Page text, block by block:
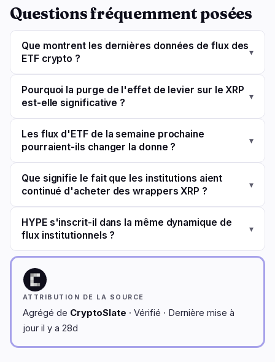
Questions fréquemment posées
Que montrent les dernières données de flux des
ETF crypto ?
▾
Pourquoi la purge de l'effet de levier sur le XRP
est-elle significative ?
▾
Les flux d'ETF de la semaine prochaine
pourraient-ils changer la donne ?
▾
Que signifie le fait que les institutions aient
continué d'acheter des wrappers XRP ?
▾
HYPE s'inscrit-il dans la même dynamique de
flux institutionnels ?
▾
ATTRIBUTION DE LA SOURCE
Agrégé de CryptoSlate · Vérifié · Dernière mise à
jour il y a 28d